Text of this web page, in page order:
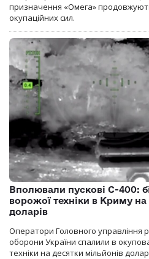
призначення «Омега» продовжують
окупаційних сил.
Вполювали пускові С-400:
ворожої техніки в Криму на
доларів
Оператори Головного управління
оборони України спалили в
техніки на десятки мільйонів